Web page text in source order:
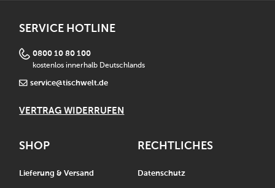
SERVICE HOTLINE
0800 10 80 100
kostenlos innerhalb Deutschlands
service@tischwelt.de
VERTRAG WIDERRUFEN
SHOP
Lieferung & Versand
RECHTLICHES
Datenschutz